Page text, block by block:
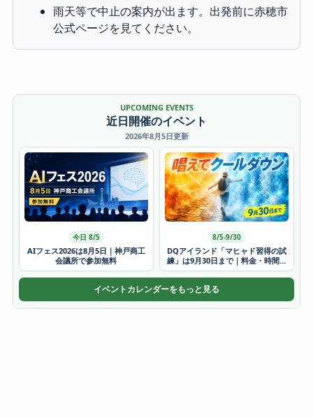
雨天等で中止の案内が出ます。出発前に赤穂市
公式ページを見てください。
UPCOMING EVENTS
近日開催のイベント
2026年8月5日更新
今日 8/5
AIフェス2026は8月5日｜神戸商工
会議所で参加無料
8/5-9/30
DQアイランド「マヒャド習得の試
練」は9月30日まで｜料金・時間・
かき氷
イベントカレンダーをもっと見る